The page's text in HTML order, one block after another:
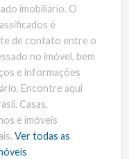
imobiliário. O
é
de contato entre o
no imóvel, bem
e informações
Encontre aqui
Casas,
e imóveis
Ver todas as